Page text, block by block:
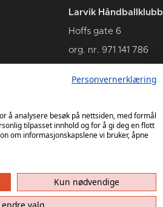
Larvik Håndballklubb
Hoffs gate 6
org. nr. 971 141 786
Personvernerklæring
å analysere besøk på nettsiden, med formål
tilpasset innhold og for å gi deg en flott
om informasjonskapslene vi bruker, åpne
Kun nødvendige